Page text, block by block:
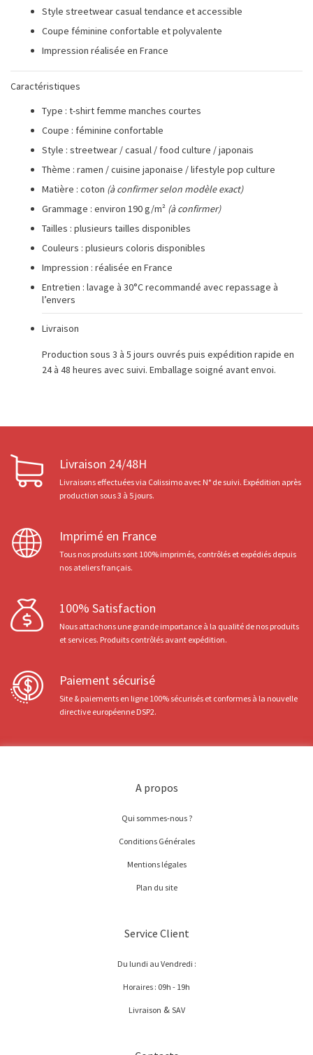
Style streetwear casual tendance et accessible
Coupe féminine confortable et polyvalente
Impression réalisée en France
Caractéristiques
Type : t-shirt femme manches courtes
Coupe : féminine confortable
Style : streetwear / casual / food culture / japonais
Thème : ramen / cuisine japonaise / lifestyle pop culture
Matière : coton (à confirmer selon modèle exact)
Grammage : environ 190 g/m² (à confirmer)
Tailles : plusieurs tailles disponibles
Couleurs : plusieurs coloris disponibles
Impression : réalisée en France
Entretien : lavage à 30°C recommandé avec repassage à
l’envers
Livraison
Production sous 3 à 5 jours ouvrés puis expédition rapide en
24 à 48 heures avec suivi. Emballage soigné avant envoi.
Livraison 24/48H
Livraisons effectuées via Colissimo avec N° de suivi. Expédition après
production sous 3 à 5 jours.
Imprimé en France
Tous nos produits sont 100% imprimés, contrôlés et expédiés depuis
nos ateliers français.
100% Satisfaction
Nous attachons une grande importance à la qualité de nos produits
et services. Produits contrôlés avant expédition.
Paiement sécurisé
Site & paiements en ligne 100% sécurisés et conformes à la nouvelle
directive européenne DSP2.
A propos
Qui sommes-nous ?
Conditions Générales
Mentions légales
Plan du site
Service Client
Du lundi au Vendredi :
Horaires : 09h - 19h
Livraison & SAV